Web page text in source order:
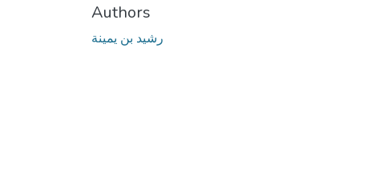
Authors
رشيد بن يمينة